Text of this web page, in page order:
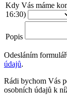
Kdy Vás máme
16:30)
Popis
Odesláním
údajů.
Rádi bychom Vás
osobních údajů k